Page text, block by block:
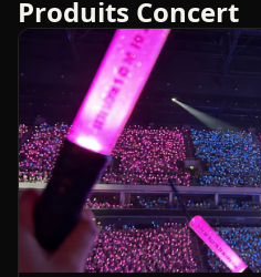
Produits Concert